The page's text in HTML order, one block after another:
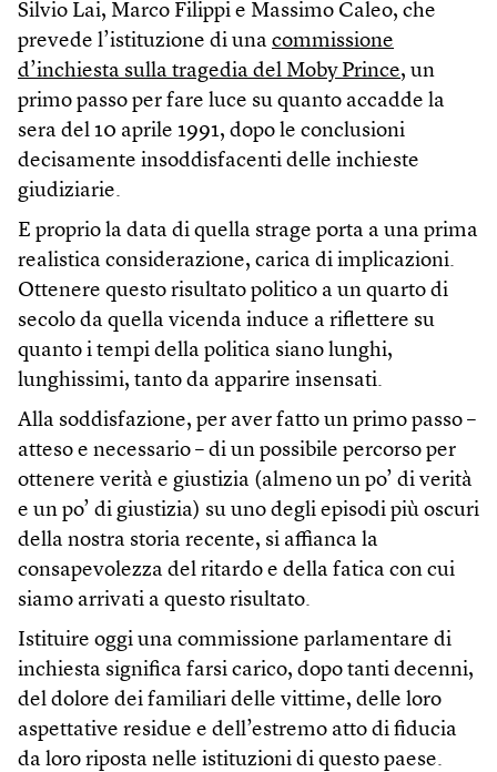
Silvio Lai, Marco Filippi e Massimo Caleo, che
prevede l’istituzione di una commissione
d’inchiesta sulla tragedia del Moby Prince, un
primo passo per fare luce su quanto accadde la
sera del 10 aprile 1991, dopo le conclusioni
decisamente insoddisfacenti delle inchieste
giudiziarie.
E proprio la data di quella strage porta a una prima
realistica considerazione, carica di implicazioni.
Ottenere questo risultato politico a un quarto di
secolo da quella vicenda induce a riflettere su
quanto i tempi della politica siano lunghi,
lunghissimi, tanto da apparire insensati.
Alla soddisfazione, per aver fatto un primo passo –
atteso e necessario – di un possibile percorso per
ottenere verità e giustizia (almeno un po’ di verità
e un po’ di giustizia) su uno degli episodi più oscuri
della nostra storia recente, si affianca la
consapevolezza del ritardo e della fatica con cui
siamo arrivati a questo risultato.
Istituire oggi una commissione parlamentare di
inchiesta significa farsi carico, dopo tanti decenni,
del dolore dei familiari delle vittime, delle loro
aspettative residue e dell’estremo atto di fiducia
da loro riposta nelle istituzioni di questo paese.